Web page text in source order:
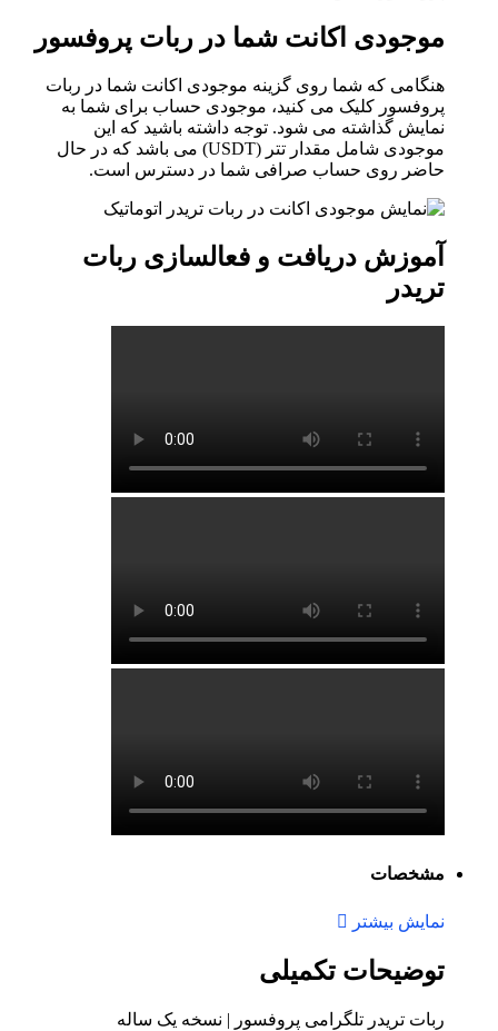
موجودی اکانت شما در ربات پروفسور
هنگامی که شما روی گزینه موجودی اکانت شما در ربات
پروفسور کلیک می کنید، موجودی حساب برای شما به
نمایش گذاشته می شود. توجه داشته باشید که این
موجودی شامل مقدار تتر (USDT) می باشد که در حال
حاضر روی حساب صرافی شما در دسترس است.
آموزش دریافت و فعالسازی ربات
تریدر
مشخصات
نمایش بیشتر
توضیحات تکمیلی
ربات تریدر تلگرامی پروفسور | نسخه یک ساله